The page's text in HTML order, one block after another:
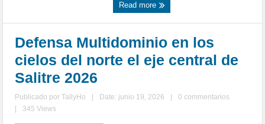
Read more
Defensa Multidominio en los
cielos del norte el eje central de
Salitre 2026
Publicado porTallyHo Date: junio 19, 2026
0 commentarios
345 Views